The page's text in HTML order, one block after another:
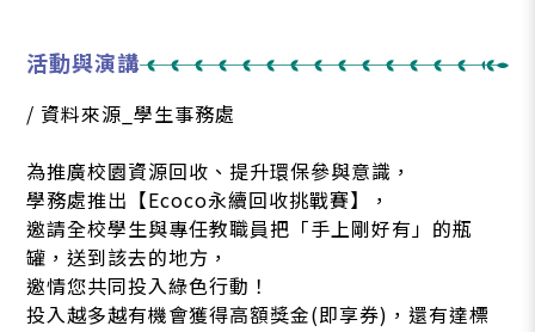
活動與演講
/ 資料來源_學生事務處
為推廣校園資源回收、提升環保參與意識，
學務處推出【Ecoco永續回收挑戰賽】，
邀請全校學生與專任教職員把「手上剛好有」的瓶
罐，送到該去的地方，
邀情您共同投入綠色行動！
投入越多越有機會獲得高額獎金(即享券)，還有達標